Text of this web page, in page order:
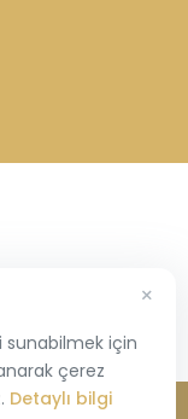
saklıdır.
sunabilmek için
çerez
Detaylı bilgi
×